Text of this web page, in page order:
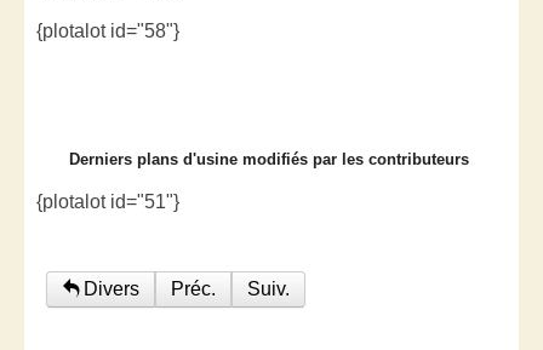
{plotalot id="58"}
Derniers plans d'usine modifiés par les contributeurs
{plotalot id="51"}
Divers Préc. Suiv.